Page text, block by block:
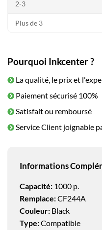
2-3
Plus de 3
Pourquoi Inkcenter ?
La qualité, le prix et
Paiement sécurisé 100%
Satisfait ou remboursé
Service Client joignable
Informations
Capacité: 1000 p.
Remplace:CF244A
Couleur: Black
Type:Compatible